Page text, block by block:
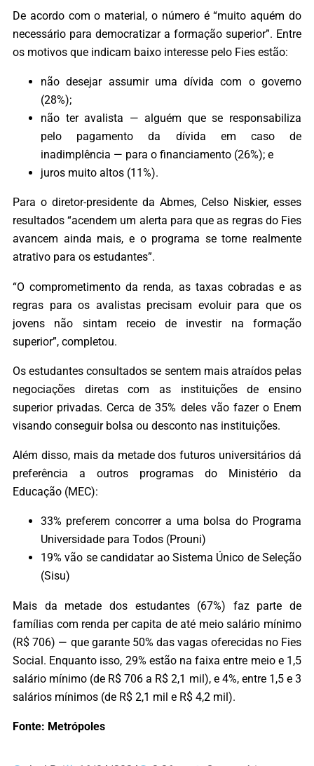
De acordo com o material, o número é “muito aquém do
necessário para democratizar a formação superior”. Entre
os motivos que indicam baixo interesse pelo Fies estão:
não desejar assumir uma dívida com o governo
(28%);
não ter avalista — alguém que se responsabiliza
pelo pagamento da dívida em caso de
inadimplência — para o financiamento (26%); e
juros muito altos (11%).
Para o diretor-presidente da Abmes, Celso Niskier, esses
resultados “acendem um alerta para que as regras do Fies
avancem ainda mais, e o programa se torne realmente
atrativo para os estudantes”.
“O comprometimento da renda, as taxas cobradas e as
regras para os avalistas precisam evoluir para que os
jovens não sintam receio de investir na formação
superior”, completou.
Os estudantes consultados se sentem mais atraídos pelas
negociações diretas com as instituições de ensino
superior privadas. Cerca de 35% deles vão fazer o Enem
visando conseguir bolsa ou desconto nas instituições.
Além disso, mais da metade dos futuros universitários dá
preferência a outros programas do Ministério da
Educação (MEC):
33% preferem concorrer a uma bolsa do Programa
Universidade para Todos (Prouni)
19% vão se candidatar ao Sistema Único de Seleção
(Sisu)
Mais da metade dos estudantes (67%) faz parte de
famílias com renda per capita de até meio salário mínimo
(R$ 706) — que garante 50% das vagas oferecidas no Fies
Social. Enquanto isso, 29% estão na faixa entre meio e 1,5
salário mínimo (de R$ 706 a R$ 2,1 mil), e 4%, entre 1,5 e 3
salários mínimos (de R$ 2,1 mil e R$ 4,2 mil).
Fonte: Metrópoles